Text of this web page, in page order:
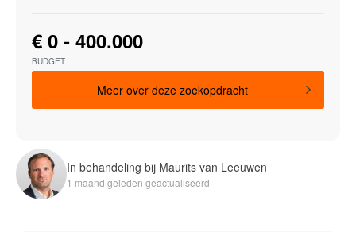
€ 0 - 400.000
BUDGET
Meer over deze zoekopdracht
In behandeling bij Maurits van Leeuwen
1 maand geleden geactualiseerd